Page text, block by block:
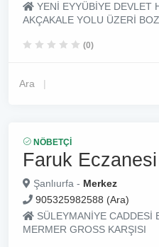
YENİ EYYÜBİYE DEVLET
AKÇAKALE YOLU ÜZERİ
(0)
Ara
NÖBETÇI
Faruk Eczanesi
Şanlıurfa - Merkez
905325982588 (Ara)
SÜLEYMANİYE CADDESİ
MERMER GROSS KARŞISI